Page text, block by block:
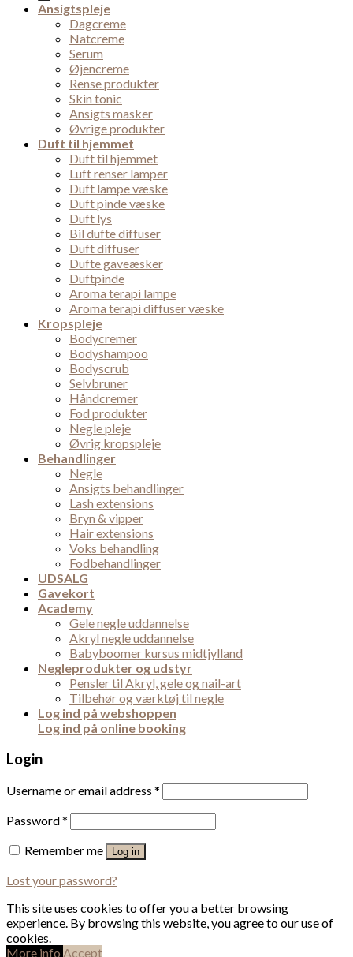
Ansigtspleje
Dagcreme
Natcreme
Serum
Øjencreme
Rense produkter
Skin tonic
Ansigts masker
Øvrige produkter
Duft til hjemmet
Duft til hjemmet
Luft renser lamper
Duft lampe væske
Duft pinde væske
Duft lys
Bil dufte diffuser
Duft diffuser
Dufte gaveæsker
Duftpinde
Aroma terapi lampe
Aroma terapi diffuser væske
Kropspleje
Bodycremer
Bodyshampoo
Bodyscrub
Selvbruner
Håndcremer
Fod produkter
Negle pleje
Øvrig kropspleje
Behandlinger
Negle
Ansigts behandlinger
Lash extensions
Bryn & vipper
Hair extensions
Voks behandling
Fodbehandlinger
UDSALG
Gavekort
Academy
Gele negle uddannelse
Akryl negle uddannelse
Babyboomer kursus midtjylland
Negleprodukter og udstyr
Pensler til Akryl, gele og nail-art
Tilbehør og værktøj til negle
Log ind på webshoppen
Log ind på online booking
Login
Username or email address *
Password*
Remember me
Log in
Lost your password?
This site uses cookies to offer you a better browsing
experience. By browsing this website, you agree to our use of
cookies.
More info Accept